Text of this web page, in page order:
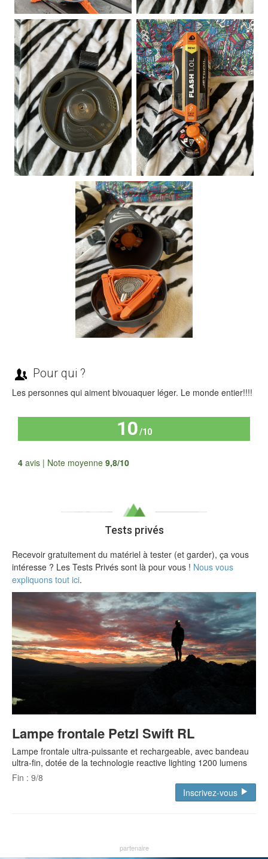
Pour qui ?
Les personnes qui aiment bivouaquer léger. Le monde entier!!!!
10/10
4 avis | Note moyenne 9,8/10
Tests privés
Recevoir gratuitement du matériel à tester (et garder), ça vous
intéresse ? Les Tests Privés sont là pour vous ! Nous vous
expliquons tout ici.
Lampe frontale Petzl Swift RL
Lampe frontale ultra-puissante et rechargeable, avec bandeau
ultra-fin, dotée de la technologie reactive lighting 1200 lumens
Fin : 9/8
Inscrivez-vous